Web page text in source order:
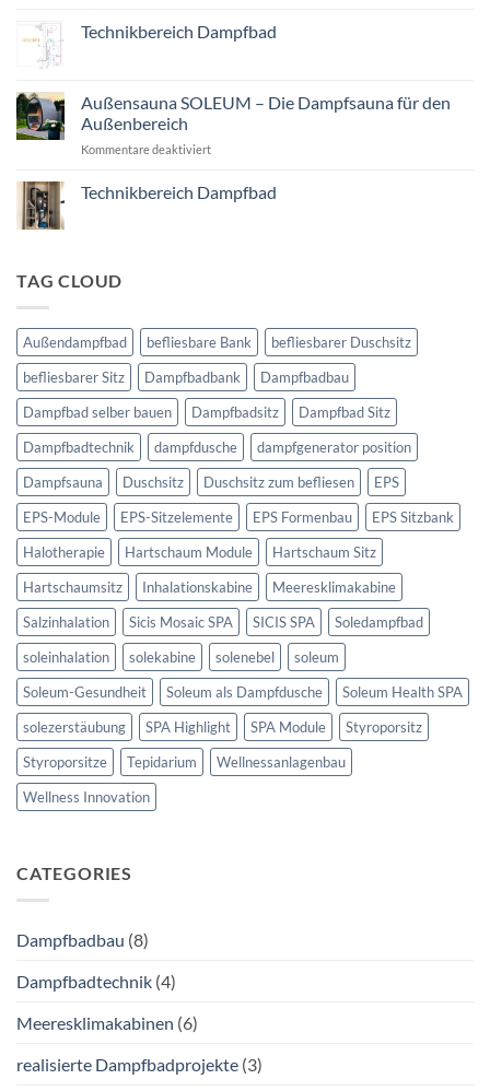
selber
Technikbereich Dampfbad
Technikbereich
Dampfbad
Außensauna SOLEUM – Die Dampfsauna für den
Außenbereich
Kommentare deaktiviertfür
SOLEUM
Technikbereich Dampfbad
TAG CLOUD
Außendampfbad befliesbare Bank
befliesbarer Duschsitz
befliesbarer Sitz
Dampfbadbank
Dampfbadbau
Dampfbad selber bauen
Dampfbadsitz
Dampfbad Sitz
Dampfbadtechnik
dampfdusche
dampfgenerator position
Dampfsauna
Duschsitz Duschsitz zum befliesen
EPS
EPS-Module
EPS-Sitzelemente EPS Formenbau
EPS Sitzbank
Halotherapie
Hartschaum Module
Hartschaum Sitz
Hartschaumsitz
Inhalationskabine
Meeresklimakabine
Salzinhalation
Sicis Mosaic SPA SICIS SPA
Soledampfbad
soleinhalation
solekabine solenebel
soleum
Soleum-Gesundheit
Soleum als Dampfdusche
Soleum Health SPA
solezerstäubung
SPA Highlight SPA Module
Styroporsitz
Styroporsitze
Tepidarium
Wellnessanlagenbau
Wellness Innovation
CATEGORIES
Dampfbadbau (8)
Dampfbadtechnik (4)
Meeresklimakabinen (6)
realisierte Dampfbadprojekte (3)